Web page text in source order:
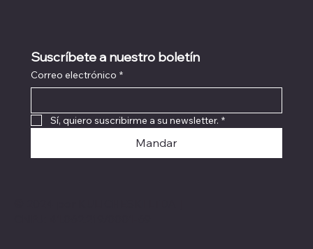
Suscríbete a nuestro boletín
Correo electrónico *
Sí, quiero suscribirme a su newsletter. *
Mandar